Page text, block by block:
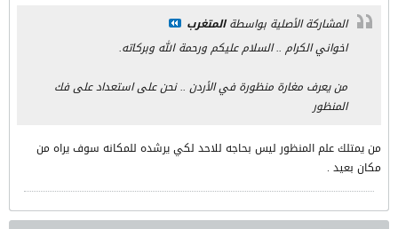
المشاركة الأصلية بواسطةالمتغرب
اخواني الكرام .. السلام عليكم ورحمة الله وبركاته.
من يعرف مغارة منظورة في الأردن .. نحن على استعداد على فك
المنظور
من يمتلك علم المنظور ليس بحاجه للاحد لكي يرشده للمكانه سوف يراه من
مكان بعيد .